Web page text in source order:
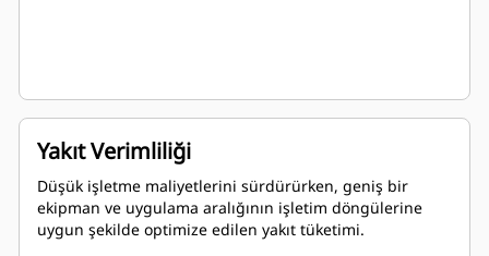
Yakıt Verimliliği
Düşük işletme maliyetlerini sürdürürken, geniş bir
ekipman ve uygulama aralığının işletim döngülerine
uygun şekilde optimize edilen yakıt tüketimi.